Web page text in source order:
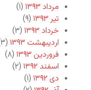
مرداد ۱۳۹۳
(۱)
تیر ۱۳۹۳
(۹)
خرداد ۱۳۹۳
(۳)
اردیبهشت ۱۳۹۳
(۳)
فروردین ۱۳۹۳
(۸)
اسفند ۱۳۹۲
(۲)
دی ۱۳۹۲
(۱)